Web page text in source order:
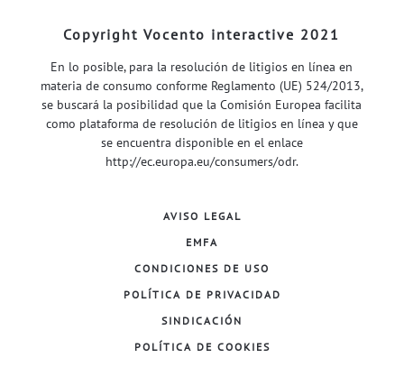
Copyright Vocento interactive 2021
En lo posible, para la resolución de litigios en línea en
materia de consumo conforme Reglamento (UE) 524/2013,
se buscará la posibilidad que la Comisión Europea facilita
como plataforma de resolución de litigios en línea y que
se encuentra disponible en el enlace
http://ec.europa.eu/consumers/odr.
AVISO LEGAL
EMFA
CONDICIONES DE USO
POLÍTICA DE PRIVACIDAD
SINDICACIÓN
POLÍTICA DE COOKIES